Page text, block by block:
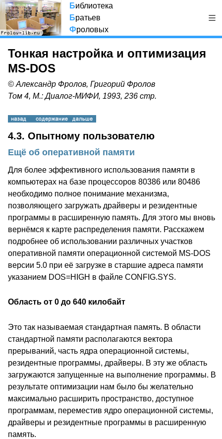
Библиотека
Братьев
Фроловых
Тонкая настройка и оптимизация
MS-DOS
© Александр Фролов, Григорий Фролов
Том 4, М.: Диалог-МИФИ, 1993, 236 стр.
4.3. Опытному пользователю
Ещё об оперативной памяти
Для более эффективного использования памяти в
компьютерах на базе процессоров 80386 или 80486
необходимо полное понимание механизма,
позволяющего загружать драйверы и резидентные
программы в расширенную память. Для этого мы вновь
вернёмся к карте распределения памяти. Расскажем
подробнее об использовании различных участков
оперативной памяти операционной системой MS-DOS
версии 5.0 при её загрузке в старшие адреса памяти
указанием DOS=HIGH в файле CONFIG.SYS.
Область от 0 до 640 килобайт
Это так называемая стандартная память. В области
стандартной памяти располагаются вектора
прерываний, часть ядра операционной системы,
резидентные программы, драйверы. В эту же область
загружаются запущенные на выполнение программы. В
результате оптимизации нам было бы желательно
максимально расширить пространство, доступное
программам, переместив ядро операционной системы,
драйверы и резидентные программы в расширенную
память.